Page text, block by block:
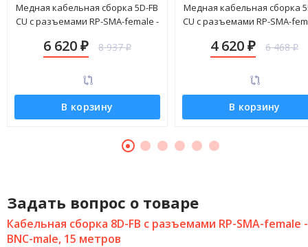
Медная кабельная сборка 5D-FB
CU с разъемами RP-SMA-female -
6 620 ₽ 8 937₽
В корзину
Медная кабельная сборка
CU с разъемами RP-SMA-
4 620₽ 6 468₽
В корзину
Задать вопрос о товаре
Кабельная сборка 8D-FB с разъемами RP-SMA-female -
BNC-male, 15 метров